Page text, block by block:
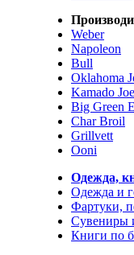
Weber
Napoleon
Bull
Oklahoma
Kamado Joe
Big Green
Char Broil
Grillvett
Ooni
Одежда,
Одежда и
Фартуки,
Сувениры
Книги по